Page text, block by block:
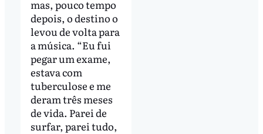
mas, pouco tempo
depois, o destino o
levou de volta para
a música. “Eu fui
pegar um exame,
estava com
tuberculose e me
deram três meses
de vida. Parei de
surfar, parei tudo,